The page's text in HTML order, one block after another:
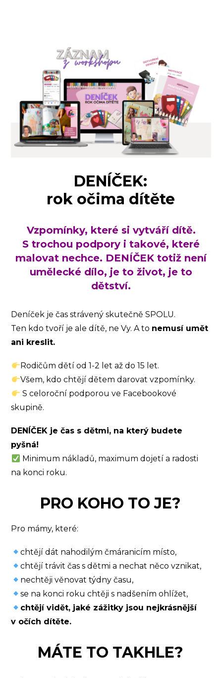
DENÍČEK:
rok očima dítěte
Vzpomínky, které si vytváří dítě.
S trochou podpory i takové, které
malovat nechce. DENÍČEK totiž není
umělecké dílo, je to život, je to
dětství.
Deníček je čas strávený skutečně SPOLU.
Ten kdo tvoří je ale dítě, ne Vy. A to nemusí umět
ani kreslit.
Rodičům dětí od 1-2 let až do 15 let.
Všem, kdo chtějí dětem darovat vzpomínky.
S celoroční podporou ve Facebookové
skupině.
DENÍČEK je čas s dětmi, na který budete
pyšná!
Minimum nákladů, maximum dojetí a radosti
na konci roku.
PRO KOHO TO JE?
Pro mámy, které:
chtějí dát nahodilým čmáranicím místo,
chtějí trávit čas s dětmi a nechat něco vznikat,
nechtěji věnovat týdny času,
se na konci roku chtěji s nadšením ohlížet,
chtějí vidět, jaké zážitky jsou nejkrásnější
v očích dítěte.
MÁTE TO TAKHLE?